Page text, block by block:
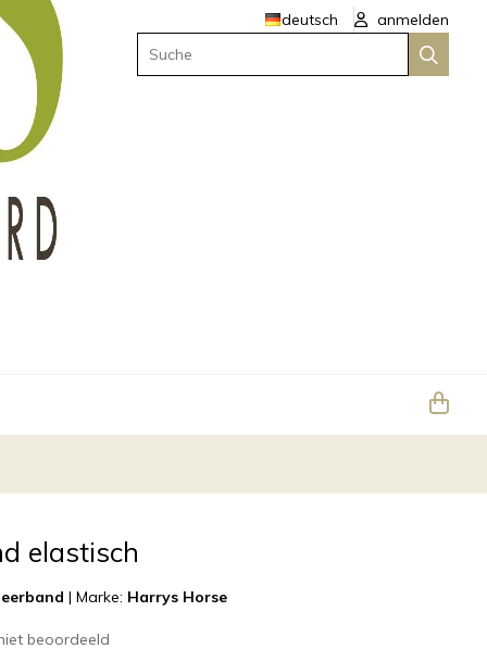
deutsch
anmelden
Suche
elastisch
|Marke: Harrys Horse
beoordeeld